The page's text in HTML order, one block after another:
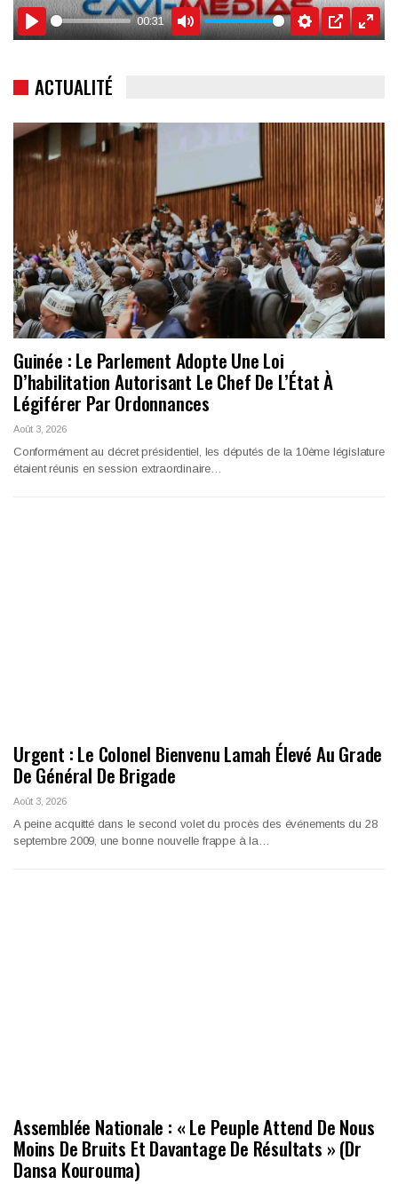
PLAY
00:31
MUTE
SETTINGS
PIP
ACTUALITÉ
Guinée : Le Parlement Adopte Une Loi
D’habilitation Autorisant Le Chef De L’État À
Légiférer Par Ordonnances
Août 3, 2026
Conformément au décret présidentiel, les députés de la 10ème législature
étaient réunis en session extraordinaire…
Urgent : Le Colonel Bienvenu Lamah Élevé Au Grade
De Général De Brigade
Août 3, 2026
A peine acquitté dans le second volet du procès des événements du 28
septembre 2009, une bonne nouvelle frappe à la…
Assemblée Nationale : « Le Peuple Attend De Nous
Moins De Bruits Et Davantage De Résultats » (Dr
Dansa Kourouma)